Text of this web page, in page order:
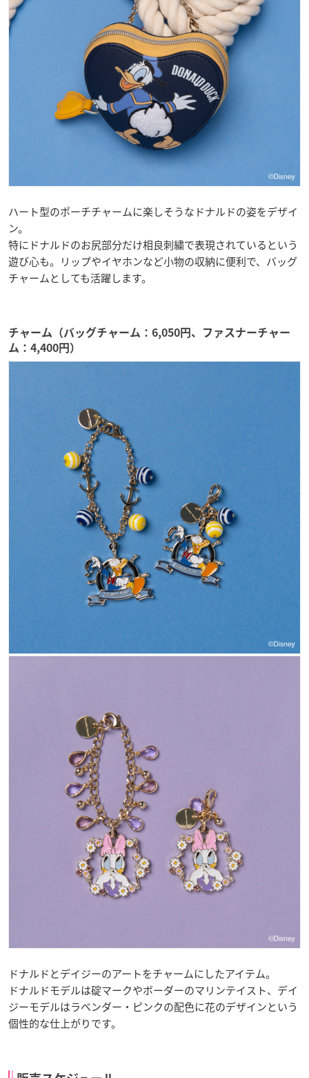
ハート型のポーチチャームに楽しそうなドナルドの姿をデザイ
ン。
特にドナルドのお尻部分だけ相良刺繍で表現されているという
遊び心も。リップやイヤホンなど小物の収納に便利で、バッグ
チャームとしても活躍します。
チャーム（バッグチャーム：6,050円、ファスナーチャー
ム：4,400円）
ドナルドとデイジーのアートをチャームにしたアイテム。
ドナルドモデルは碇マークやボーダーのマリンテイスト、デイ
ジーモデルはラベンダー・ピンクの配色に花のデザインという
個性的な仕上がりです。